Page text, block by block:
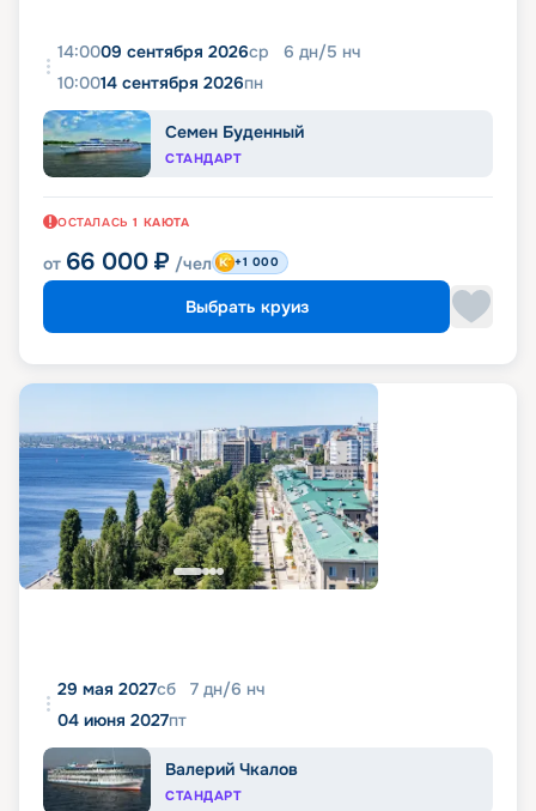
14:0009 сентября 2026ср 6 дн/5 нч
10:0014 сентября 2026пн
Семен Буденный
СТАНДАРТ
ОСТАЛАСЬ 1 КАЮТА
от 66 000 ₽ /чел +1 000
Выбрать круиз
29 мая 2027сб 7 дн/6 нч
04 июня 2027пт
Валерий Чкалов
СТАНДАРТ